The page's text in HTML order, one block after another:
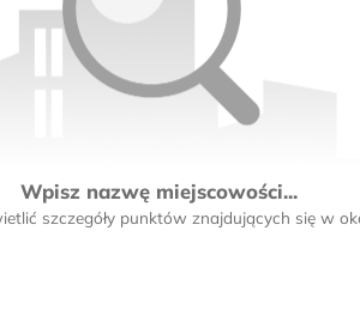
Wpisz nazwę miejscowości...
szczegóły punktów znajdujących się w